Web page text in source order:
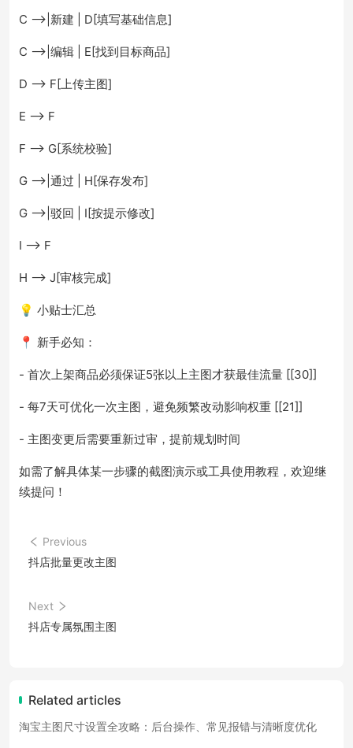
C -->|新建 | D[填写基础信息]
C -->|编辑 | E[找到目标商品]
D --> F[上传主图]
E --> F
F --> G[系统校验]
G -->|通过 | H[保存发布]
G -->|驳回 | I[按提示修改]
I --> F
H --> J[审核完成]
💡 小贴士汇总
📍 新手必知：
- 首次上架商品必须保证5张以上主图才获最佳流量 [[30]]
- 每7天可优化一次主图，避免频繁改动影响权重 [[21]]
- 主图变更后需要重新过审，提前规划时间
如需了解具体某一步骤的截图演示或工具使用教程，欢迎继
续提问！
Previous
抖店批量更改主图
Next
抖店专属氛围主图
Related articles
淘宝主图尺寸设置全攻略：后台操作、常见报错与清晰度优化